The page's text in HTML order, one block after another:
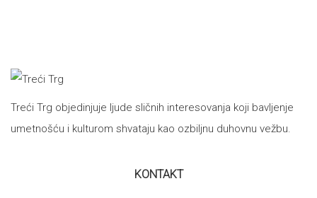
Treći Trg objedinjuje ljude sličnih interesovanja koji bavljenje
umetnošću i kulturom shvataju kao ozbiljnu duhovnu vežbu.
KONTAKT